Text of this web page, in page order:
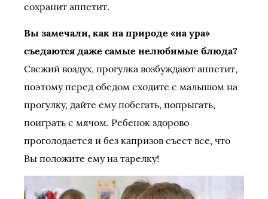
сохранит аппетит.
Вы замечали, как на природе «на ура»
съедаются даже самые нелюбимые блюда?
Свежий воздух, прогулка возбуждают аппетит,
поэтому перед обедом сходите с малышом на
прогулку, дайте ему побегать, попрыгать,
поиграть с мячом. Ребенок здорово
проголодается и без капризов съест все, что
Вы положите ему на тарелку!